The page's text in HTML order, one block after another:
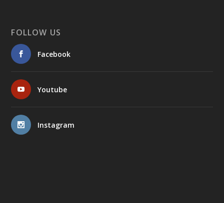
FOLLOW US
Facebook
Youtube
Instagram